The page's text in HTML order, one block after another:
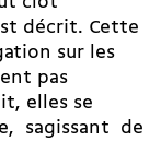
décrit. Cette
sur les
pas
elles se
sagissant de